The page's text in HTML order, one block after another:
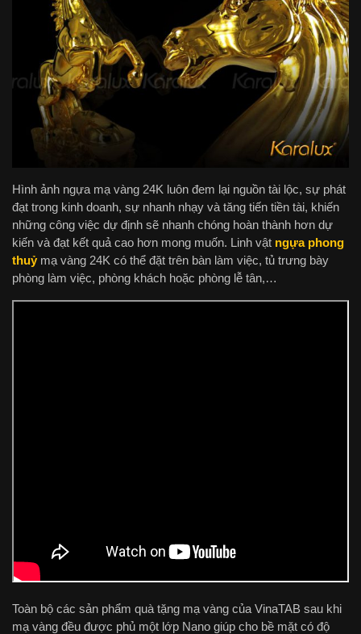
Hình ảnh ngựa mạ vàng 24K luôn đem lại nguồn tài lộc, sự phát
đạt trong kinh doanh, sự nhanh nhạy và tăng tiến tiền tài, khiến
những công việc dự định sẽ nhanh chóng hoàn thành hơn dự
kiến và đạt kết quả cao hơn mong muốn. Linh vật ngựa phong
thuỷ mạ vàng 24K có thể đặt trên bàn làm việc, tủ trưng bày
phòng làm việc, phòng khách hoặc phòng lễ tân,…
Toàn bộ các sản phẩm quà tặng mạ vàng của VinaTAB sau khi
mạ vàng đều được phủ một lớp Nano giúp cho bề mặt có độ